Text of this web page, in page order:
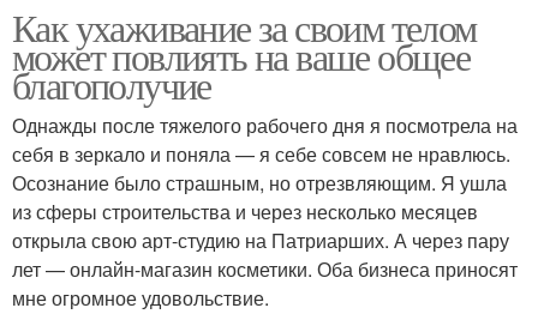
Как ухаживание за своим телом
может повлиять на ваше общее
благополучие
Однажды после тяжелого рабочего дня я посмотрела на
себя в зеркало и поняла — я себе совсем не нравлюсь.
Осознание было страшным, но отрезвляющим. Я ушла
из сферы строительства и через несколько месяцев
открыла свою арт-студию на Патриарших. А через пару
лет — онлайн-магазин косметики. Оба бизнеса приносят
мне огромное удовольствие.